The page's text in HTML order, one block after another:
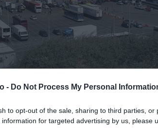
- Do Not Process My Personal
to opt-out of the sale, sharing to third parties,
information for targeted advertising by us, please
ΡΑΦΗΝΑΣ –Φωτογραφία αρχείου ΕΝ